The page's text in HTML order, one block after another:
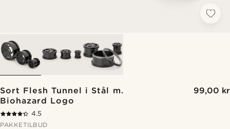
Sort Flesh Tunnel i Stål m.
Biohazard Logo
99,00 kr
4.5
PAKKETILBUD